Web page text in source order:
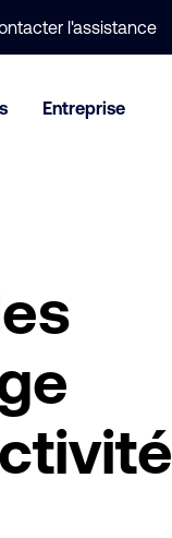
l'assistance
Entreprise